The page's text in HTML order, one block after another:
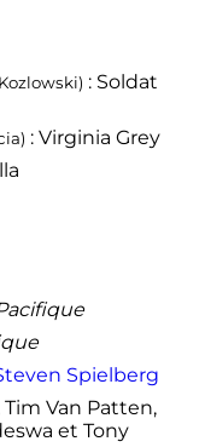
: Soldat
: Virginia Grey
Spielberg
Tim Van Patten,
et Tony